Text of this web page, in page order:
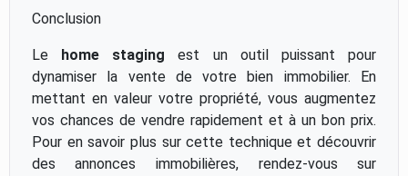
Conclusion
Le home staging est un outil puissant pour
dynamiser la vente de votre bien immobilier. En
mettant en valeur votre propriété, vous augmentez
vos chances de vendre rapidement et à un bon prix.
Pour en savoir plus sur cette technique et découvrir
des annonces immobilières, rendez-vous sur